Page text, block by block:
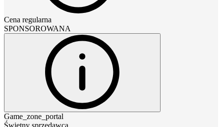
Cena regularna
SPONSOROWANA
Game_zone_portal
Świetny sprzedawca